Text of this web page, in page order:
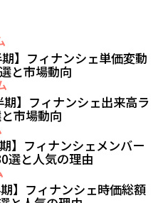
期】フィナンシェ単価変動
と市場動向
期】フィナンシェ出来高ラ
市場動向
】フィナンシェメンバー
選と人気の理由
期】フィナンシェ時価総額